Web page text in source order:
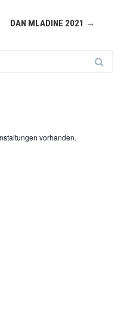
DAN MLADINE 2021 →
vorhanden.